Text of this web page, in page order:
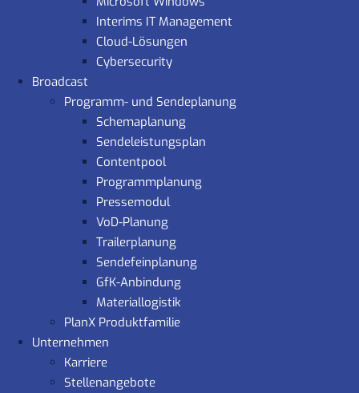
Interims IT Management
Cloud-Lösungen
Cybersecurity
Broadcast
Programm- und Sendeplanung
Schemaplanung
Sendeleistungsplan
Contentpool
Programmplanung
Pressemodul
VoD-Planung
Trailerplanung
Sendefeinplanung
GfK-Anbindung
Materiallogistik
PlanX Produktfamilie
Unternehmen
Karriere
Stellenangebote